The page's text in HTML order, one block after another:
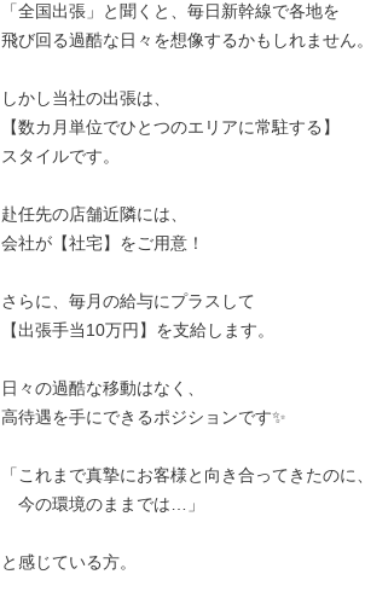
「全国出張」と聞くと、毎日新幹線で各地を
飛び回る過酷な日々を想像するかもしれません。
しかし当社の出張は、
【数カ月単位でひとつのエリアに常駐する】
スタイルです。
赴任先の店舗近隣には、
会社が【社宅】をご用意！
さらに、毎月の給与にプラスして
【出張手当10万円】を支給します。
日々の過酷な移動はなく、
高待遇を手にできるポジションです✨
「これまで真摯にお客様と向き合ってきたのに、
今の環境のままでは…」
と感じている方。